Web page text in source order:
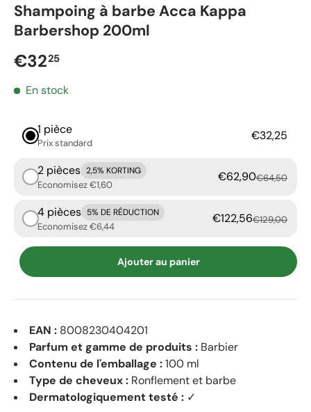
Shampoing à barbe Acca Kappa
Barbershop 200ml
Prix régulier
€3225
En stock
1 pièce
Prix ​​standard
€32,25
2 pièces 2,5% KORTING
Economisez €1,60
€62,90€64,50
4 pièces 5% DE RÉDUCTION
Economisez €6,44
€122,56€129,00
Ajouter au panier
EAN : 8008230404201
Parfum et gamme de produits : Barbier
Contenu de l'emballage :100 ml
Type de cheveux : Ronflement et barbe
Dermatologiquement testé : ✓